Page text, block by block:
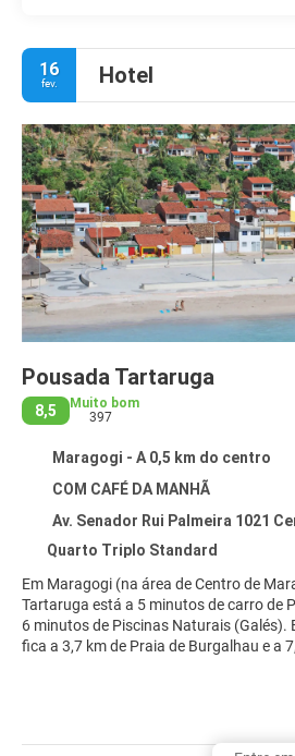
16
fev. Hotel
Pousada Tartaruga
8,5
Muito bom
397
Maragogi - A 0,5 km do centro
COM CAFÉ DA MANHÃ
Av. Senador Rui Palmeira 1021
Quarto Triplo Standard
Em Maragogi (na área de Centro de
Tartaruga está a 5 minutos de carro de
6 minutos de Piscinas Naturais (Galés). Esta pousada na praia
fica a 3,7 km de Praia de Burgalhau e a
Aproveite opções de lazer, como